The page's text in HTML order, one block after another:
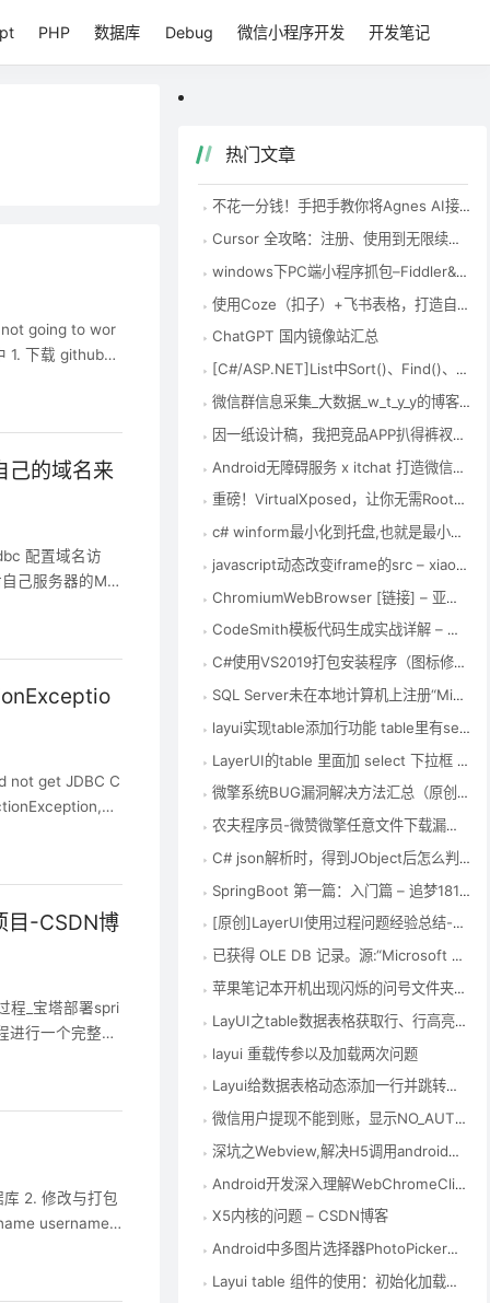
PHP 数据库 Debug 微信小程序开发 开发笔记
going to wor
1. 下载 github网
己的域名来
配置域名访
己服务器的My
not get JDBC C
目-CSDN博
程_宝塔部署spri
进行一个完整演
2. 修改与打包
username:
热门文章
不花一分钱！手把手教你将Agnes AI接入Codex，国内零成本用到爽
Cursor 全攻略：注册、使用到无限续杯，一次性讲清楚 – 知乎
windows下PC端小程序抓包–Fiddler&Charles-腾讯云开发者社区-腾讯云
使用Coze（扣子）+飞书表格，打造自动化EXCEL表格数据整理神器-首席AI分享圈
ChatGPT 国内镜像站汇总
[C#/ASP.NET]List中Sort()、Find()、FindAll()、Exist()的使用方法 – zock – 博客园
微信群信息采集_大数据_w_t_y_y的博客-CSDN博客
因一纸设计稿，我把竞品APP扒得裤衩不剩(中)_移动开发_Coder-Pig的猪栏-CSDN博客
Android无障碍服务 x itchat 打造微信半自动机器人_移动开发_Coder-Pig的猪栏-CSDN博客
重磅！VirtualXposed，让你无需Root也能使用Xposed框架！ – Xposed框架中文站
c# winform最小化到托盘,也就是最小化到右下角，其实很简单，winform中有专门的控件 – 要每天开心 – 博客园
javascript动态改变iframe的src – xiaoha – 博客园
ChromiumWebBrowser [链接] – 亚特凯瑟琳 – 博客园
CodeSmith模板代码生成实战详解 – 张龙豪 – 博客园
C#使用VS2019打包安装程序（图标修改和默认安装路径修改） – qq_41487299的博客 – CSDN博客
SQL Server未在本地计算机上注册“Microsoft.ACE.OLEDB.12.0”提供程序 – 踏雪有迹的博客 – CSDN博客
layui实现table添加行功能 table里有select可选择可编辑 并且与form表单一起提交数据保存 – 勤劳的搬运工 – CSDN博客
LayerUI的table 里面加 select 下拉框 – Fly社区
微擎系统BUG漏洞解决方法汇总（原创） – 谦信君 – 博客园
农夫程序员-微赞微擎任意文件下载漏洞global.func.php文件修复方法
C# json解析时，得到JObject后怎么判断它的某一键值是否存在？_博问_博客园
SpringBoot 第一篇：入门篇 – 追梦1819 – 博客园
[原创]LayerUI使用过程问题经验总结-填坑笔记
已获得 OLE DB 记录。源:“Microsoft SQL Native Client” Hresult: 0x80004005 说明:“不能将值 NULL 插入列 ‘id’，表 ‘ToolingD – 路漫漫 修远兮 – CSDN博客
苹果笔记本开机出现闪烁的问号文件夹解决方法 – CSDN博客
LayUI之table数据表格获取行、行高亮等相关操作
layui 重载传参以及加载两次问题
Layui给数据表格动态添加一行并跳转到添加行所在页 – CSDN博客
微信用户提现不能到账，显示NO_AUTH | 产品权限验证失败,请查看您当前是否具有该产品的权限(企业付款到零钱) – CSDN博客
深坑之Webview,解决H5调用android相机拍照和录像 – CSDN博客
Android开发深入理解WebChromeClient之onShowFileChooser或openFileChooser使用说明 – TeachCourse
X5内核的问题 – CSDN博客
Android中多图片选择器PhotoPicker库的使用（仿微信） – CSDN博客
Layui table 组件的使用：初始化加载数据、数据刷新表格、传参数 – LoveLong – 博客园